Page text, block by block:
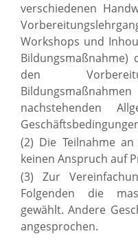
verschiedenen
Workshops und
Bildungsmaßnahme)
den
nachstehenden
(2) Die Teilnahme
keinen Anspruch auf
(3) Zur
Folgenden die
gewählt. Andere
angesprochen.